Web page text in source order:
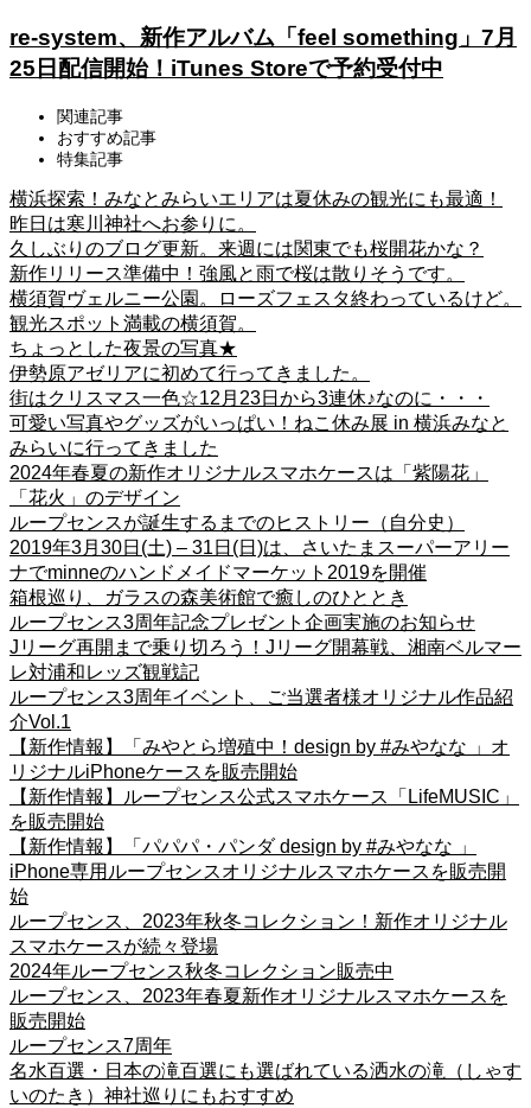
re-system、新作アルバム「feel something」7月
25日配信開始！iTunes Storeで予約受付中
関連記事
おすすめ記事
特集記事
横浜探索！みなとみらいエリアは夏休みの観光にも最適！
昨日は寒川神社へお参りに。
久しぶりのブログ更新。来週には関東でも桜開花かな？
新作リリース準備中！強風と雨で桜は散りそうです。
横須賀ヴェルニー公園。ローズフェスタ終わっているけど。
観光スポット満載の横須賀。
ちょっとした夜景の写真★
伊勢原アゼリアに初めて行ってきました。
街はクリスマス一色☆12月23日から3連休♪なのに・・・
可愛い写真やグッズがいっぱい！ねこ休み展 in 横浜みなと
みらいに行ってきました
2024年春夏の新作オリジナルスマホケースは「紫陽花」
「花火」のデザイン
ループセンスが誕生するまでのヒストリー（自分史）
2019年3月30日(土) – 31日(日)は、さいたまスーパーアリー
ナでminneのハンドメイドマーケット2019を開催
箱根巡り、ガラスの森美術館で癒しのひととき
ループセンス3周年記念プレゼント企画実施のお知らせ
Jリーグ再開まで乗り切ろう！Jリーグ開幕戦、湘南ベルマー
レ対浦和レッズ観戦記
ループセンス3周年イベント、ご当選者様オリジナル作品紹
介Vol.1
【新作情報】「みやとら増殖中！design by #みやなな 」オ
リジナルiPhoneケースを販売開始
【新作情報】ループセンス公式スマホケース「LifeMUSIC」
を販売開始
【新作情報】「パパパ・パンダ design by #みやなな 」
iPhone専用ループセンスオリジナルスマホケースを販売開
始
ループセンス、2023年秋冬コレクション！新作オリジナル
スマホケースが続々登場
2024年ループセンス秋冬コレクション販売中
ループセンス、2023年春夏新作オリジナルスマホケースを
販売開始
ループセンス7周年
名水百選・日本の滝百選にも選ばれている洒水の滝（しゃす
いのたき）神社巡りにもおすすめ